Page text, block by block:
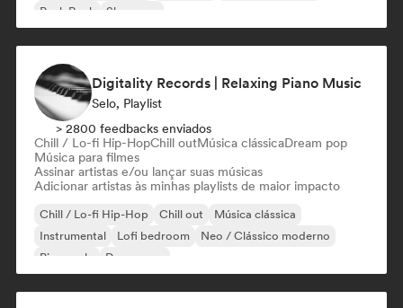
Punk Rock
Shoegaze
Digitality Records | Relaxing Piano Music
Selo, Playlist
> 2800 feedbacks enviados
Chill / Lo-fi Hip-HopChill outMúsica clássicaDream pop
Música para filmes
Assinar artistas e/ou lançar suas músicas
Adicionar artistas às minhas playlists de maior impacto
Chill / Lo-fi Hip-Hop Chill out
Música clássica
Instrumental
Lofi bedroom
Neo / Clássico moderno
Piano solo
Dream pop